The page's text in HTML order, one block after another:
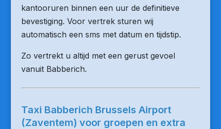
kantooruren binnen een uur de definitieve
bevestiging. Voor vertrek sturen wij
automatisch een sms met datum en tijdstip.
Zo vertrekt u altijd met een gerust gevoel
vanuit Babberich.
Taxi Babberich Brussels Airport
(Zaventem) voor groepen en extra